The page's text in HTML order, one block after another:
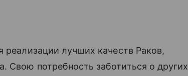
лучших качеств Раков,
Свою потребность заботиться о других